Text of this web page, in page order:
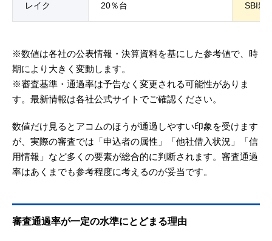
レイク 20％台 SBI新
※数値は各社の公表情報・決算資料を基にした参考値で、時
期により大きく変動します。
※審査基準・通過率は予告なく変更される可能性がありま
す。最新情報は各社公式サイトでご確認ください。
数値だけ見るとアコムのほうが通過しやすい印象を受けます
が、実際の審査では「申込者の属性」「他社借入状況」「信
用情報」など多くの要素が総合的に判断されます。審査通過
率はあくまでも参考程度に考えるのが妥当です。
審査通過率が一定の水準にとどまる理由